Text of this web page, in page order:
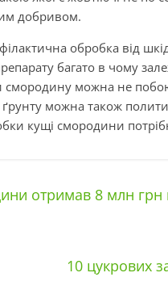
добривом.
обробка від
багато в чому
можна не
можна також
кущі смородини
отримав 8 млн грн
10 цукрових